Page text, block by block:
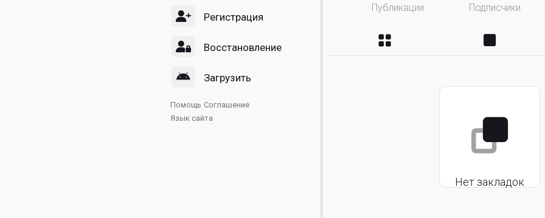
Регистрация
Восстановление
Загрузить
Помощь Соглашение
Язык сайта
Публикации
Подписчики
Нет закладок